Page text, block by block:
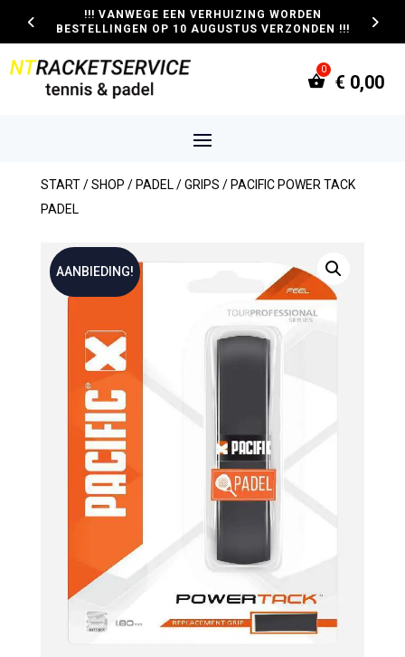
!!! VANWEGE EEN VERHUIZING WORDEN
BESTELLINGEN OP 10 AUGUSTUS VERZONDEN !!!
€ 0,00
START/SHOP / PADEL /GRIPS / PACIFIC POWER TACK
PADEL
AANBIEDING!